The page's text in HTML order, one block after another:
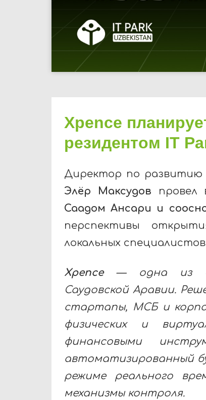
Xpence
резидентом IT
Директор по
Элёр Максудов
провел
Саадом Ансари и
перспективы
локальных
Xpence— одна из
Саудовской Аравии.
стартапы, МСБ и
физических и
финансовыми
автоматизированный
режиме реального
механизмы контроля.